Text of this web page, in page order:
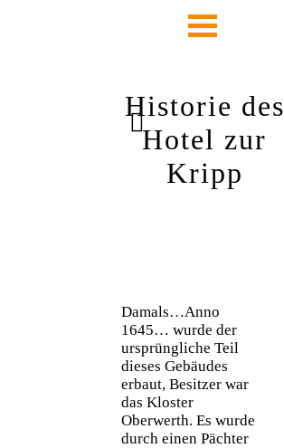
Historie des
Hotel zur
Kripp
Damals…Anno
1645… wurde der
ursprüngliche Teil
dieses Gebäudes
erbaut, Besitzer war
das Kloster
Oberwerth. Es wurde
durch einen Pächter